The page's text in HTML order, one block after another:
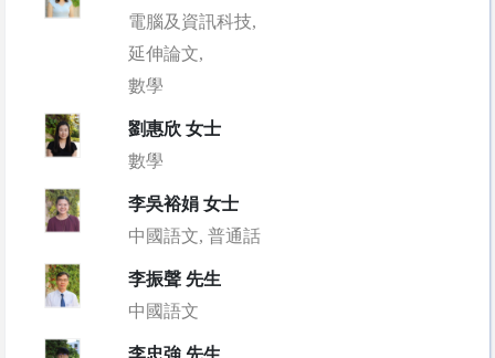
電腦及資訊科技,
延伸論文,
數學
劉惠欣 女士
數學
李吳裕娟 女士
中國語文, 普通話
李振聲 先生
中國語文
李忠強 先生